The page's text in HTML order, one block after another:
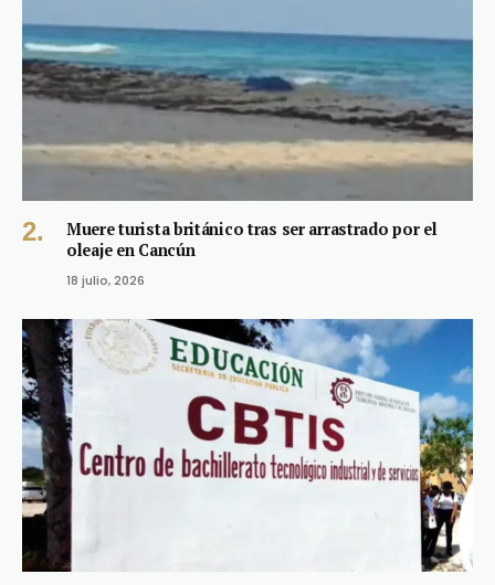
Muere turista británico tras ser arrastrado por el
oleaje en Cancún
18 julio, 2026